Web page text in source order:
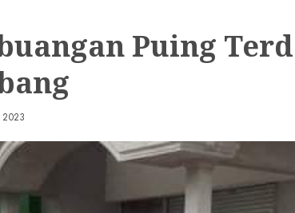
Puing
2023